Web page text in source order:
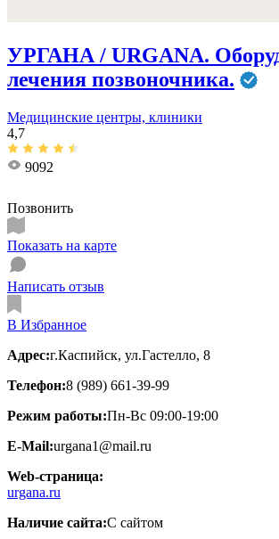
УРГАНА / URGANA.
лечения позвоночника.
Медицинские центры, клиники
4,7
9092
Позвонить
Показать на карте
Написать отзыв
В Избранное
Адрес:г.Каспийск, ул.Гастелло, 8
Телефон:8 (989) 661-39-99
Режим работы:Пн-Вс 09:00-19:00
E-Mail:urgana1@mail.ru
Web-страница:
urgana.ru
Наличие сайта:С сайтом